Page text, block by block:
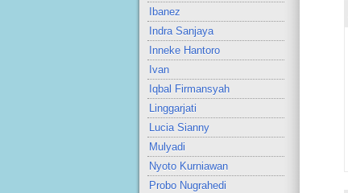
Ibanez
Indra Sanjaya
Inneke Hantoro
Ivan
Iqbal Firmansyah
Linggarjati
Lucia Sianny
Mulyadi
Nyoto Kurniawan
Probo Nugrahedi